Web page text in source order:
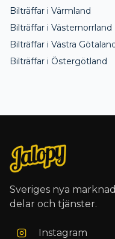
Bilträffar i Värmland
Bilträffar i Västernorrland
Bilträffar i Västra
Bilträffar i Östergötland
Sveriges nya
delar och tjänster.
Instagram